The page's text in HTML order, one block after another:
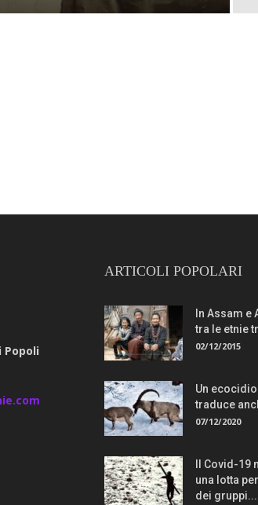
Popoli
ARTICOLI POPOLARI
In Assam e
tra le etnie
02/12/2015
Un
traduce
07/12/2020
Il Covid-19
una lotta
dei gruppi...